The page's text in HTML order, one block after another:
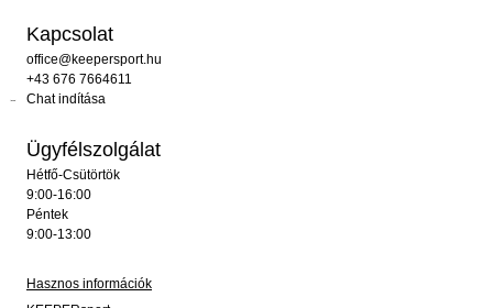
Kapcsolat
office@keepersport.hu
+43 676 7664611
Chat indítása
Ügyfélszolgálat
Hétfő-Csütörtök
9:00-16:00
Péntek
9:00-13:00
Hasznos információk